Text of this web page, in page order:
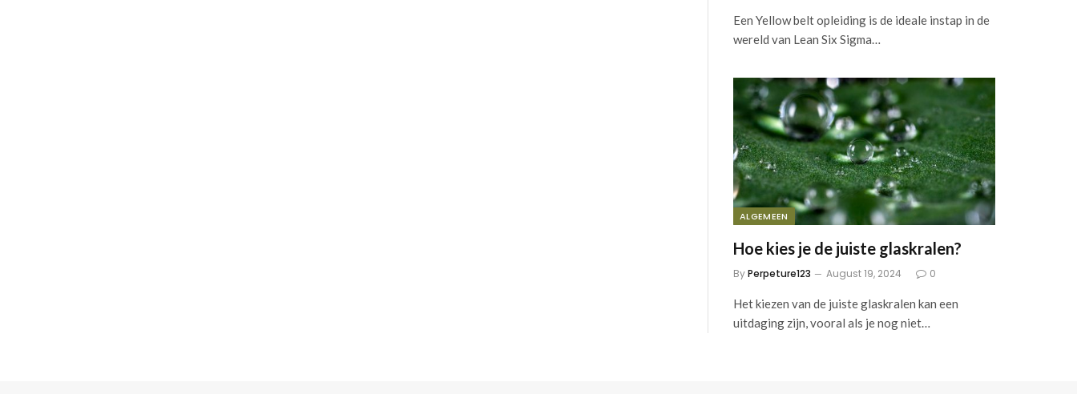
Een Yellow belt opleiding is de ideale instap in de
wereld van Lean Six Sigma…
ALGEMEEN
Hoe kies je de juiste glaskralen?
ByPerpeture123 August 19, 2024 0
Het kiezen van de juiste glaskralen kan een
uitdaging zijn, vooral als je nog niet…